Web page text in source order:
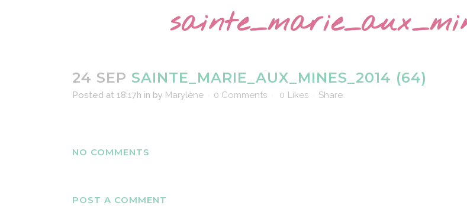
24 SEP SAINTE_MARIE_AUX_MINES_2014 (64)
Posted at 18:17h in by Marylène 0 Comments 0 Likes Share
NO COMMENTS
POST A COMMENT